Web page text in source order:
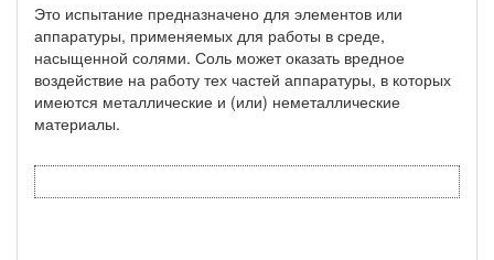
Это испытание предназначено для элементов или
аппаратуры, применяемых для работы в среде,
насыщенной солями. Соль может оказать вредное
воздействие на работу тех частей аппаратуры, в которых
имеются металлические и (или) неметаллические
материалы.